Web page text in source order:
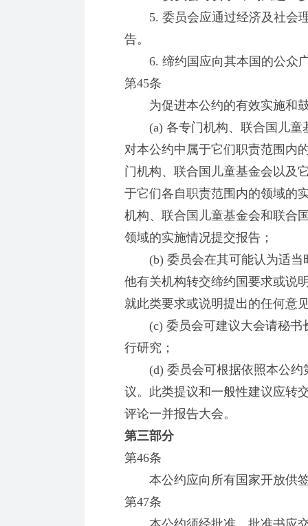
5. 委员会应通过经济及社会理
告。
6. 缔约国应向其本国的公众
第45条
为促进本公约的有效实施和鼓
(a) 各专门机构、联合国儿童
对本公约中属于它们职责范围内
门机构、联合国儿童基金会以及
于它们各自职责范围内的领域的
机构、联合国儿童基金会和联合
领域的实施情况提交报告；
(b) 委员会在其可能认为适当
他有关机构转交缔约国要求或说
就此类要求或说明提出的任何意
(c) 委员会可建议大会请秘书
行研究；
(d) 委员会可根据依照本公约
议。此类提议和一般性建议应转
评论一并报告大会。
第三部分
第46条
本公约应向所有国家开放供
第47条